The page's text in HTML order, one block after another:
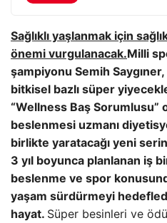
Sağlıklı yaşlanmak için
önemi vurgulanacak.Milli
şampiyonu Semih Saygıner,
bitkisel bazlı süper
“Wellness Baş Sorumlusu”
beslenmesi uzmanı
birlikte yaratacağı yeni
3 yıl boyunca planlanan iş
beslenme ve spor
yaşam sürdürmeyi
hayat. Süper besinleri ve